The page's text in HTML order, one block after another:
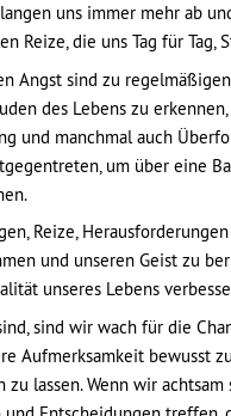
uns immer mehr ab
Reize, die uns Tag für
Angst sind zu
des Lebens zu
und manchmal auch
um über eine
Reize,
und unseren Geist zu
unseres Lebens
sind wir wach für die
Aufmerksamkeit bewusst
lassen. Wenn wir